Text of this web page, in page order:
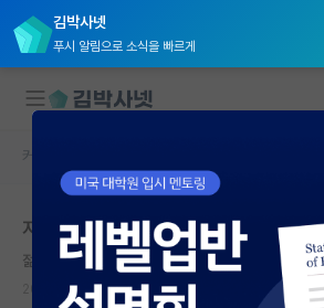
김박사넷
푸시 알림으로 소식을 빠르게
대학원생 모집
국내대학원 정보
연구실&오픈랩
커뮤니티 홈
지도교수 ㅈ같아서 비슷한 글들 보는데
젊은 그레이스 호퍼
2026.06.08 7 2764